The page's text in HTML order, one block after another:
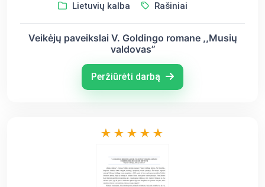
Lietuvių kalba Rašiniai
Veikėjų paveikslai V. Goldingo romane ,,Musių
valdovas’’
Peržiūrėti darbą